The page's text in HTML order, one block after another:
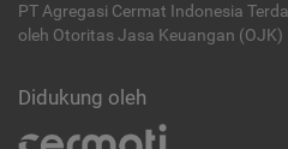
PT Agregasi Cermat Indonesia
oleh Otoritas Jasa Keuangan (OJK)
Didukung oleh